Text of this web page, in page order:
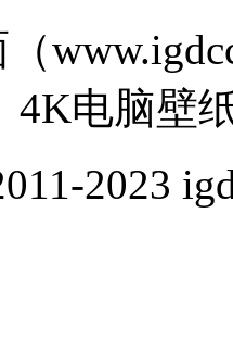
4K电脑壁
2023